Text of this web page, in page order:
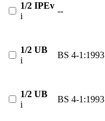
1/2 IPEv
i
--
1/2 UB
i
BS 4-1:1993
1/2 UB
i
BS 4-1:1993